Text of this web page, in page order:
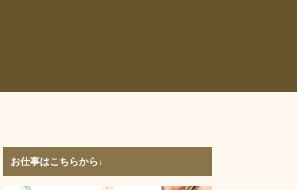
お仕事はこちらから↓